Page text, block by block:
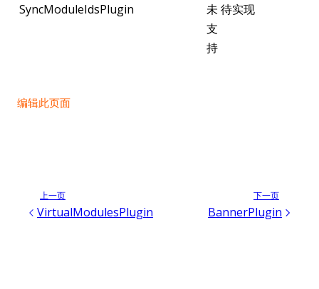
SyncModuleIdsPlugin
未
支
持
待实现
编辑此页面
上一页
VirtualModulesPlugin
下一页
BannerPlugin